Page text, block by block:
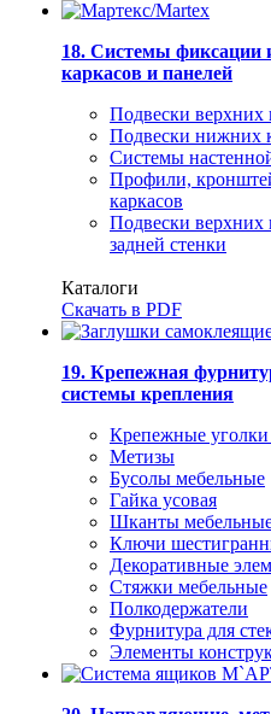
18. Системы фиксации
каркасов и панелей
Подвески верхних
Подвески нижних
Системы
Профили,
каркасов
Подвески верхних
задней стенки
Каталоги
Скачать в PDF
19. Крепежная
системы крепления
Крепежные
Метизы
Бусолы мебельные
Гайка усовая
Шканты
Ключи
Декоративные
Стяжки мебельные
Полкодержатели
Фурнитура для
Элементы